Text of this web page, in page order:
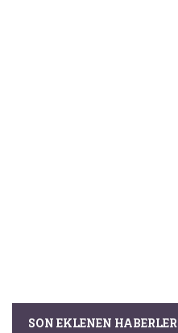
SON EKLENEN HABERLER